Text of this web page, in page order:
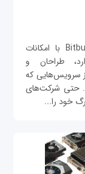
زمانی‌که سرویس‌هایی نظیر GitHub و Bitbucket با امکانات
طراحان و
سرویس‌هایی که
حتی شرکت‌های
خود را...